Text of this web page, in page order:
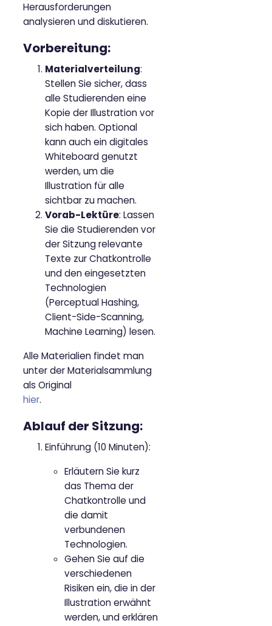
Herausforderungen
analysieren und diskutieren.
Vorbereitung:
Materialverteilung:
Stellen Sie sicher, dass
alle Studierenden eine
Kopie der Illustration vor
sich haben. Optional
kann auch ein digitales
Whiteboard genutzt
werden, um die
Illustration für alle
sichtbar zu machen.
Vorab-Lektüre: Lassen
Sie die Studierenden vor
der Sitzung relevante
Texte zur Chatkontrolle
und den eingesetzten
Technologien
(Perceptual Hashing,
Client-Side-Scanning,
Machine Learning) lesen.
Alle Materialien findet man
unter der Materialsammlung
als Original
hier.
Ablauf der Sitzung:
Einführung (10 Minuten):
Erläutern Sie kurz
das Thema der
Chatkontrolle und
die damit
verbundenen
Technologien.
Gehen Sie auf die
verschiedenen
Risiken ein, die in der
Illustration erwähnt
werden, und erklären